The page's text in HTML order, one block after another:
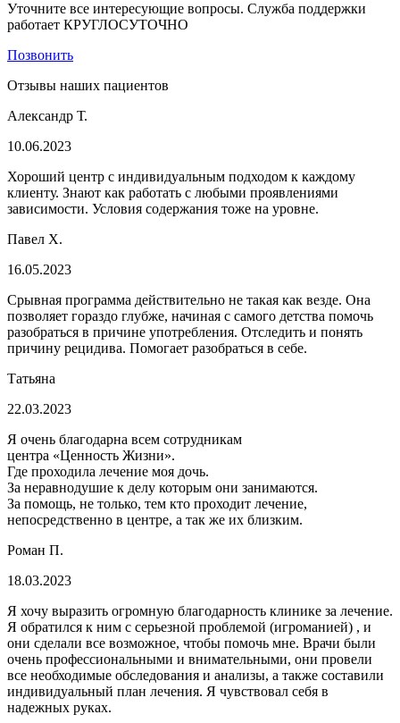
Уточните все интересующие вопросы. Служба поддержки
работает КРУГЛОСУТОЧНО
Позвонить
Отзывы наших пациентов
Александр Т.
10.06.2023
Хороший центр с индивидуальным подходом к каждому
клиенту. Знают как работать с любыми проявлениями
зависимости. Условия содержания тоже на уровне.
Павел Х.
16.05.2023
Срывная программа действительно не такая как везде. Она
позволяет гораздо глубже, начиная с самого детства помочь
разобраться в причине употребления. Отследить и понять
причину рецидива. Помогает разобраться в себе.
Татьяна
22.03.2023
Я очень благодарна всем сотрудникам
центра «Ценность Жизни».
Где проходила лечение моя дочь.
За неравнодушие к делу которым они занимаются.
За помощь, не только, тем кто проходит лечение,
непосредственно в центре, а так же их близким.
Роман П.
18.03.2023
Я хочу выразить огромную благодарность клинике за лечение.
Я обратился к ним с серьезной проблемой (игроманией) , и
они сделали все возможное, чтобы помочь мне. Врачи были
очень профессиональными и внимательными, они провели
все необходимые обследования и анализы, а также составили
индивидуальный план лечения. Я чувствовал себя в
надежных руках.